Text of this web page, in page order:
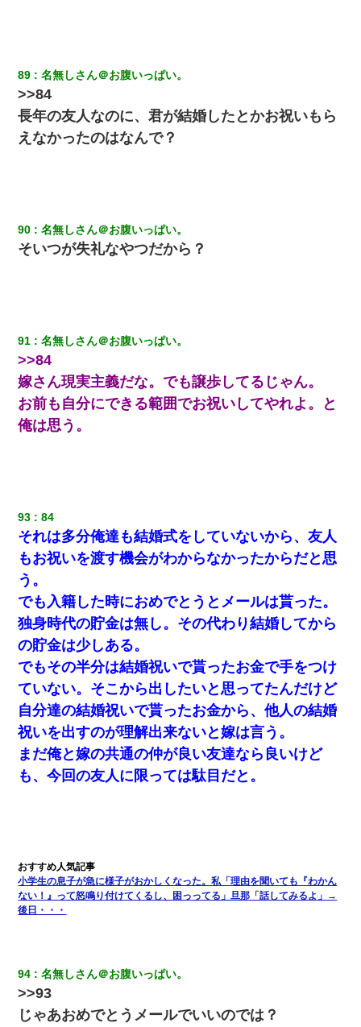
すか？」
昨日37歳のおばさんと行為したんだけどめちゃくちゃだった
「お前の父ちゃんは自宅警備員」とかからかわれたけど、実はと
しくなり・・・
生保レディと行為する為に駆け引きしてみた結果ｗｗｗｗｗｗｗ
ｗｗｗｗｗ
ホテルに泊まったんだけど従業員が最悪だった。折角の旅行で何
【驚愕】5000円でＪＫと行為してきたが後悔しかない…
【クズ】昔、兄がお見合いして「ブスすぎｗｗｗ」と断った女性
が、兄の同級生と結婚。それを知った兄は荒れ狂い、｢嫁さん、俺
のお古ですが気分はどう？」とメールを送った→
夫に癌の余命宣告。その闘病中に長女から信じられない言葉を受
けた
【衝撃】婚約者「兄と結婚はするけど嫁入りするわけじゃない。
お互い干渉はしないようにしましょう」→ その後に結納金の話を
したので、母が・・・
兄の新しい嫁がやらかしすぎて辛い。当たり前のように実家や姪
の幼稚園に来る
彼女にプロポーズしてOK貰った俺、告げられた結婚条件にブチ切
れて無事婚約破棄・・・
【衝撃】嫁父の会社に勤続１０年、手取り１４万 → 俺「２２万も
らえる会社から誘われた。転職したい」義父「クビ！（激怒」嫁
「離婚！（激怒」
89 名無しさん＠お腹いっぱい。
>>84
長年の友人なのに、君が結婚したとかお祝いもら
えなかったのはなんで？
90 名無しさん＠お腹いっぱい。
そいつが失礼なやつだから？
91 名無しさん＠お腹いっぱい。
>>84
嫁さん現実主義だな。でも譲歩してるじゃん。
お前も自分にできる範囲でお祝いしてやれよ。と
俺は思う。
93 84
それは多分俺達も結婚式をしていないから、友人
もお祝いを渡す機会がわからなかったからだと思
う。
でも入籍した時におめでとうとメールは貰った。
独身時代の貯金は無し。その代わり結婚してから
の貯金は少しある。
でもその半分は結婚祝いで貰ったお金で手をつけ
ていない。そこから出したいと思ってたんだけど
自分達の結婚祝いで貰ったお金から、他人の結婚
祝いを出すのが理解出来ないと嫁は言う。
まだ俺と嫁の共通の仲が良い友達なら良いけど
も、今回の友人に限っては駄目だと。
小学生の息子が急に様子がおかしくなった。私「理由を聞いても『わかん
ない！』って怒鳴り付けてくるし、困っってる」旦那「話してみるよ」→
後日・・・
94 名無しさん＠お腹いっぱい。
>>93
じゃあおめでとうメールでいいのでは？